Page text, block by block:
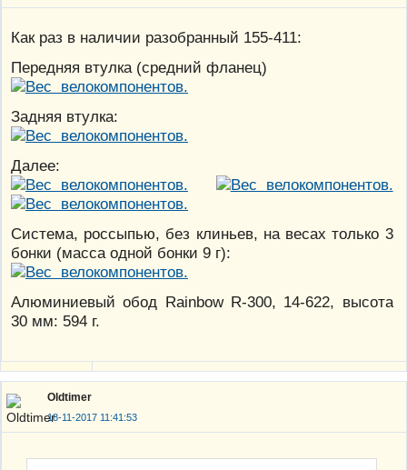
Как раз в наличии разобранный 155-411:
Передняя втулка (средний фланец)
Задняя втулка:
Далее:
Система, россыпью, без клиньев, на весах только 3
бонки (масса одной бонки 9 г):
Алюминиевый обод Rainbow R-300, 14-622, высота
30 мм: 594 г.
Oldtimer
18-11-2017 11:41:53